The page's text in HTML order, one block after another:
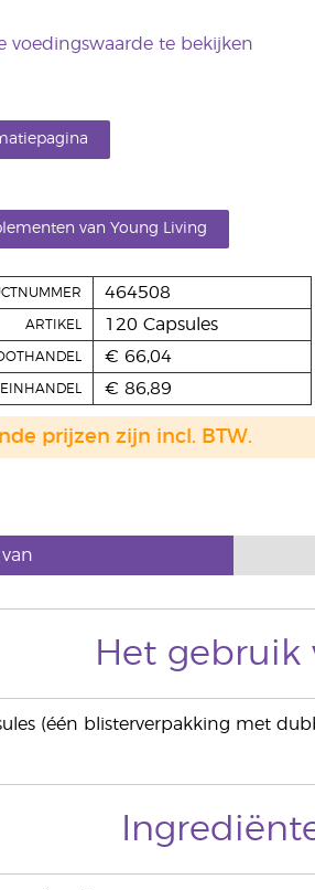
voedingswaarde te bekijken
van Young Living
464508
ARTIKEL 120 Capsules
€ 66,04
€ 86,89
prijzen zijn incl. BTW.
Het gebruik
(één blisterverpakking met